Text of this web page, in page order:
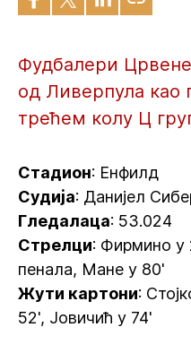
Фудбалери
од Ливерпула као
трећем колу Ц
Стадион: Енфилд
Судија: Данијел
Гледалаца: 53.024
Стрелци: Фирмино у
пенала, Мане у 80'
Жути картони:
52', Јовичић у 74'